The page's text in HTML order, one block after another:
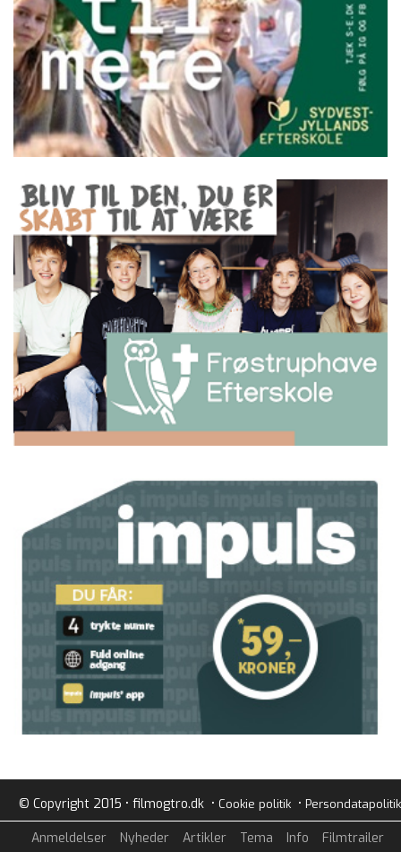
© Copyright 2015 • filmogtro.dk • Cookie politik• Persondatapolitik
Anmeldelser Nyheder Artikler Tema Info Filmtrailer